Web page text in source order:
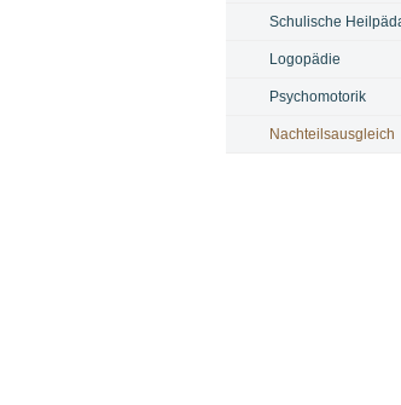
Schulische
Logopädie
Psychomotorik
Nachteilsausgleich